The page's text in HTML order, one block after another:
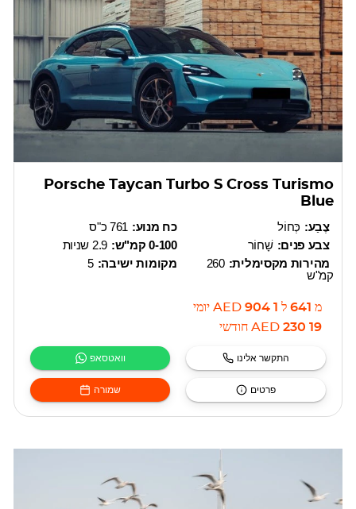
Porsche Taycan Turbo S Cross Turismo
Blue
כח מנוע: 761 כ"ס
0-100 קמ"ש:
2.9 שניות
מקומות ישיבה: 5
צֶבַע: כְּחוֹל
צבע פנים: שָׁחוֹר
מהירות מקסימלית: 260
קמ"ש
מ 641 ל 1 904
AED יומי
19 230
AED חודשי
וואטסאפ התקשר אלינו
שמורה פרטים